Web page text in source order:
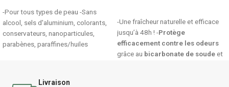
-Pour tous types de peau -Sans
alcool, sels d'aluminium, colorants,
conservateurs, nanoparticules,
parabènes, paraffines/huiles
-Une fraîcheur naturelle et efficace
jusqu’à 48h ! -Protège
efficacement contre les odeurs
grâce au bicarbonate de soudeet
Livraison